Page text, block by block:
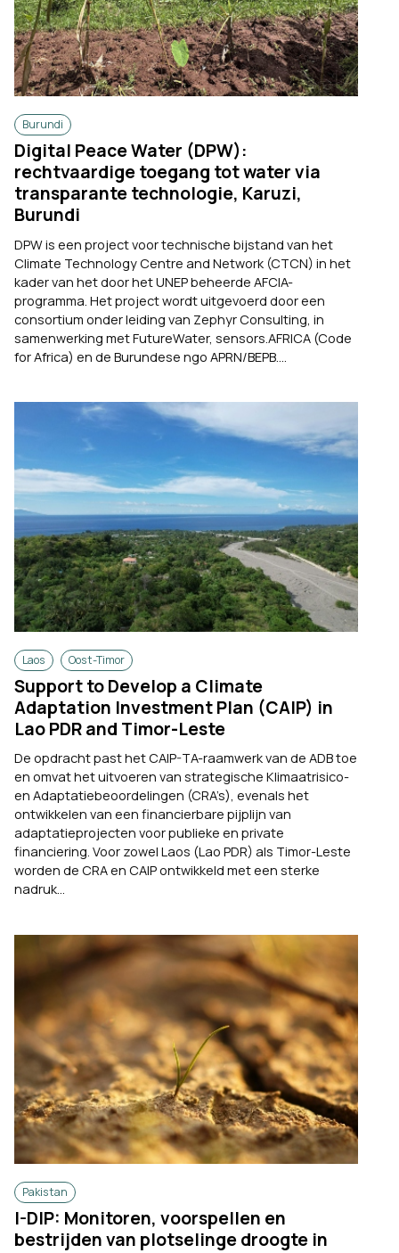
Burundi
Digital Peace Water (DPW):
rechtvaardige toegang tot water via
transparante technologie, Karuzi,
Burundi
DPW is een project voor technische bijstand van het
Climate Technology Centre and Network (CTCN) in het
kader van het door het UNEP beheerde AFCIA-
programma. Het project wordt uitgevoerd door een
consortium onder leiding van Zephyr Consulting, in
samenwerking met FutureWater, sensors.AFRICA (Code
for Africa) en de Burundese ngo APRN/BEPB....
Laos Oost-Timor
Support to Develop a Climate
Adaptation Investment Plan (CAIP) in
Lao PDR and Timor-Leste
De opdracht past het CAIP-TA-raamwerk van de ADB toe
en omvat het uitvoeren van strategische Klimaatrisico-
en Adaptatiebeoordelingen (CRA’s), evenals het
ontwikkelen van een financierbare pijplijn van
adaptatieprojecten voor publieke en private
financiering. Voor zowel Laos (Lao PDR) als Timor-Leste
worden de CRA en CAIP ontwikkeld met een sterke
nadruk...
Pakistan
I-DIP: Monitoren, voorspellen en
bestrijden van plotselinge droogte in